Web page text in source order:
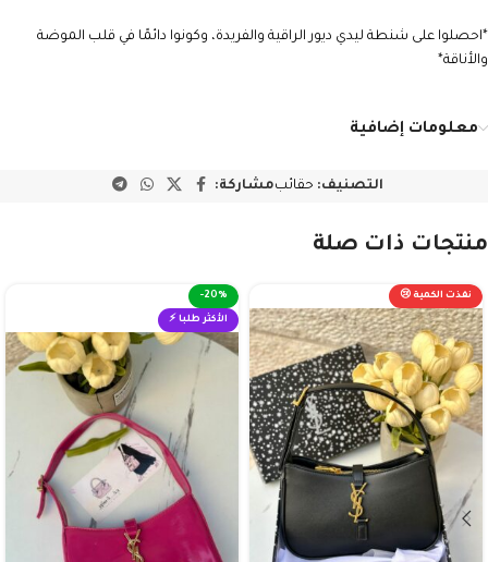
*احصلوا على شنطة ليدي ديور الراقية والفريدة، وكونوا دائمًا في قلب الموضة
والأناقة*
معلومات إضافية
التصنيف: حقائبمشاركة:
منتجات ذات صلة
نفذت الكمية 😢 -20%
الأكثر طلبا ⚡